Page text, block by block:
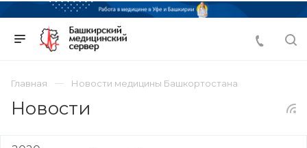
Главная Новости медицины Башкортостана
Новости